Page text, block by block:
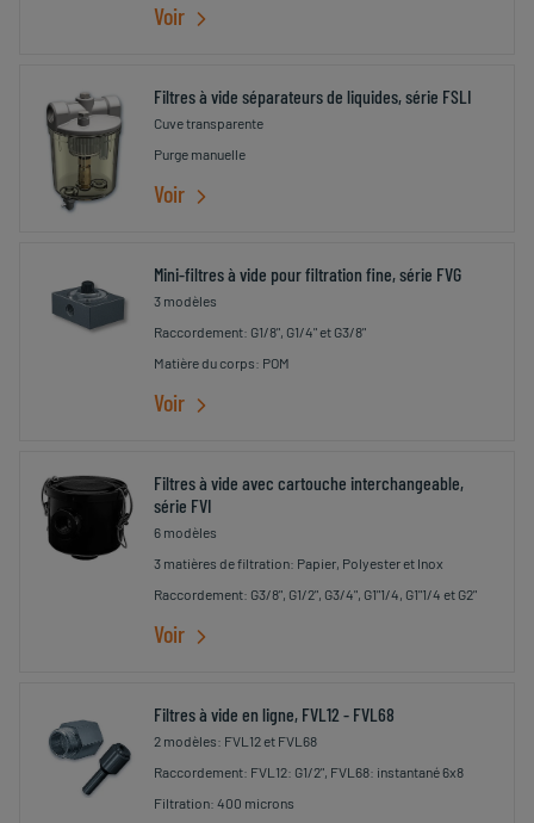
Voir
Filtres à vide séparateurs de liquides, série FSLI
Cuve transparente
Purge manuelle
Voir
Mini-filtres à vide pour filtration fine, série FVG
3 modèles
Raccordement: G1/8", G1/4" et G3/8"
Matière du corps: POM
Voir
Filtres à vide avec cartouche interchangeable,
série FVI
6 modèles
3 matières de filtration: Papier, Polyester et Inox
Raccordement: G3/8", G1/2", G3/4", G1"1/4, G1"1/4 et G2"
Voir
Filtres à vide en ligne, FVL12 - FVL68
2 modèles: FVL12 et FVL68
Raccordement: FVL12: G1/2", FVL68: instantané 6x8
Filtration: 400 microns